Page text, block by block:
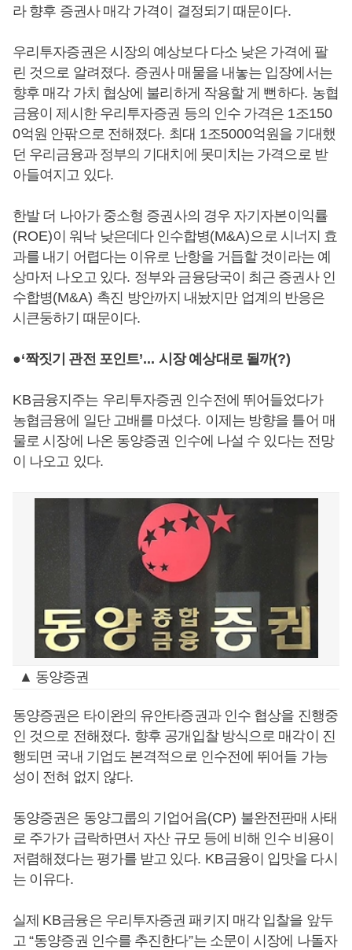
라 향후 증권사 매각 가격이 결정되기 때문이다.
우리투자증권은 시장의 예상보다 다소 낮은 가격에 팔
린 것으로 알려졌다. 증권사 매물을 내놓는 입장에서는
향후 매각 가치 협상에 불리하게 작용할 게 뻔하다. 농협
금융이 제시한 우리투자증권 등의 인수 가격은 1조150
0억원 안팎으로 전해졌다. 최대 1조5000억원을 기대했
던 우리금융과 정부의 기대치에 못미치는 가격으로 받
아들여지고 있다.
한발 더 나아가 중소형 증권사의 경우 자기자본이익률
(ROE)이 워낙 낮은데다 인수합병(M&A)으로 시너지 효
과를 내기 어렵다는 이유로 난항을 거듭할 것이라는 예
상마저 나오고 있다. 정부와 금융당국이 최근 증권사 인
수합병(M&A) 촉진 방안까지 내놨지만 업계의 반응은
시큰둥하기 때문이다.
●‘짝짓기 관전 포인트’... 시장 예상대로 될까(?)
KB금융지주는 우리투자증권 인수전에 뛰어들었다가
농협금융에 일단 고배를 마셨다. 이제는 방향을 틀어 매
물로 시장에 나온 동양증권 인수에 나설 수 있다는 전망
이 나오고 있다.
▲ 동양증권
동양증권은 타이완의 유안타증권과 인수 협상을 진행중
인 것으로 전해졌다. 향후 공개입찰 방식으로 매각이 진
행되면 국내 기업도 본격적으로 인수전에 뛰어들 가능
성이 전혀 없지 않다.
동양증권은 동양그룹의 기업어음(CP) 불완전판매 사태
로 주가가 급락하면서 자산 규모 등에 비해 인수 비용이
저렴해졌다는 평가를 받고 있다. KB금융이 입맛을 다시
는 이유다.
실제 KB금융은 우리투자증권 패키지 매각 입찰을 앞두
고“동양증권 인수를 추진한다”는 소문이 시장에 나돌자